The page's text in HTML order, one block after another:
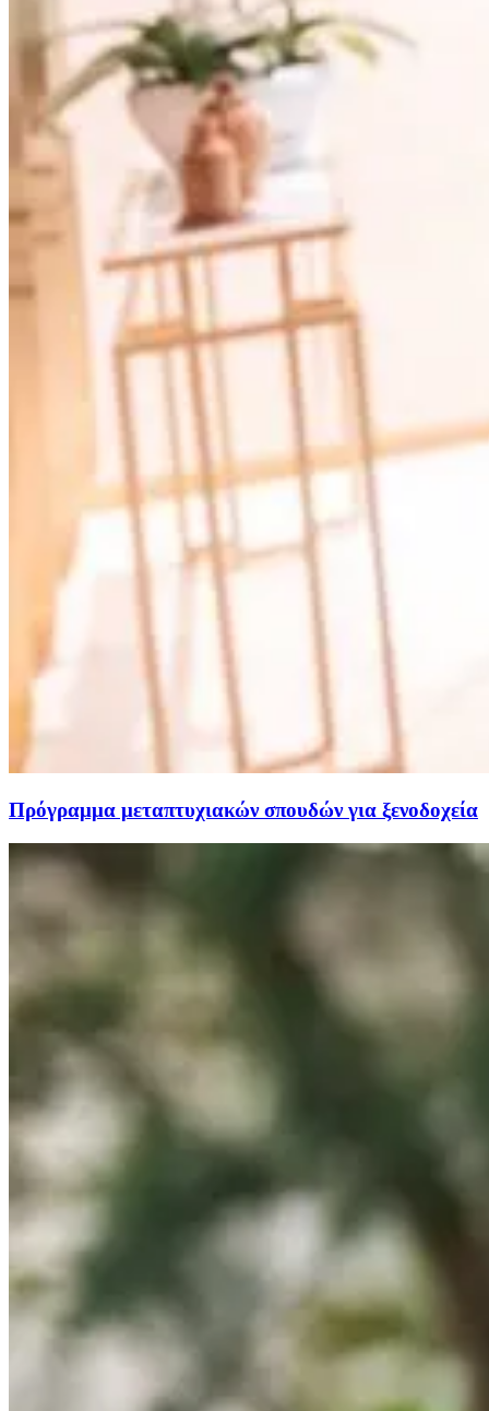
Πρόγραμμα μεταπτυχιακών σπουδών για ξενοδοχεία